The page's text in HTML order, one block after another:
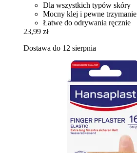
Dla wszystkich typów skóry
Mocny klej i pewne trzymanie
Łatwe do odrywania ręcznie
23,99 zł
Dostawa do 12 sierpnia